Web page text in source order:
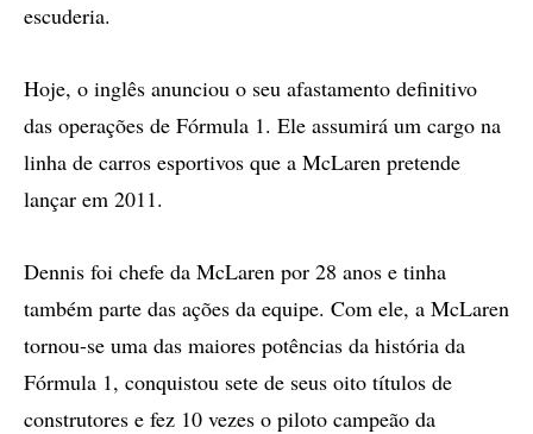
escuderia.
Hoje, o inglês anunciou o seu afastamento definitivo
das operações de Fórmula 1. Ele assumirá um cargo na
linha de carros esportivos que a McLaren pretende
lançar em 2011.
Dennis foi chefe da McLaren por 28 anos e tinha
também parte das ações da equipe. Com ele, a McLaren
tornou-se uma das maiores potências da história da
Fórmula 1, conquistou sete de seus oito títulos de
construtores e fez 10 vezes o piloto campeão da